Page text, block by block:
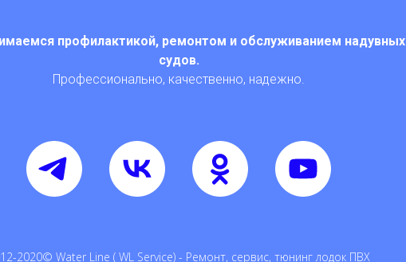
профилактикой, ремонтом и обслуживанием надувных
судов.
Профессионально, качественно, надежно.
2020© Water Line ( WL Service) - Ремонт, сервис, тюнинг лодок ПВХ